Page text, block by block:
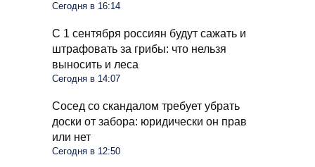
Сегодня в 16:14
С 1 сентября россиян будут сажать и
штрафовать за грибы: что нельзя
выносить и леса
Сегодня в 14:07
Сосед со скандалом требует убрать
доски от забора: юридически он прав
или нет
Сегодня в 12:50